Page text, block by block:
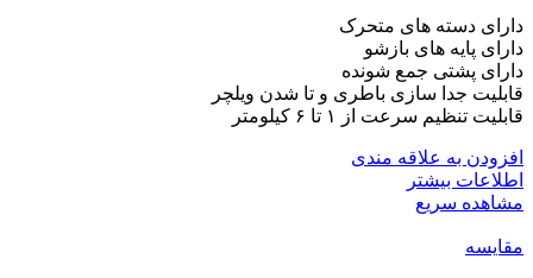
دارای دسته های متحرک
دارای پایه های بازشو
دارای پشتی جمع شونده
قابلیت جدا سازی باطری و تا شدن ویلچر
قابلیت تنظیم سرعت از ۱ تا ۶ کیلومتر
افزودن به علاقه مندی
اطلاعات بیشتر
مشاهده سریع
مقایسه